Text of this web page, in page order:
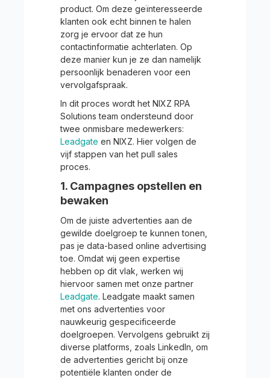
product. Om deze geïnteresseerde
klanten ook echt binnen te halen
zorg je ervoor dat ze hun
contactinformatie achterlaten. Op
deze manier kun je ze dan namelijk
persoonlijk benaderen voor een
vervolgafspraak.
In dit proces wordt het NIXZ RPA
Solutions team ondersteund door
twee onmisbare medewerkers:
Leadgate en NIXZ. Hier volgen de
vijf stappen van het pull sales
proces.
1. Campagnes opstellen en
bewaken
Om de juiste advertenties aan de
gewilde doelgroep te kunnen tonen,
pas je data-based online advertising
toe. Omdat wij geen expertise
hebben op dit vlak, werken wij
hiervoor samen met onze partner
Leadgate. Leadgate maakt samen
met ons advertenties voor
nauwkeurig gespecificeerde
doelgroepen. Vervolgens gebruikt zij
diverse platforms, zoals LinkedIn, om
de advertenties gericht bij onze
potentiële klanten onder de